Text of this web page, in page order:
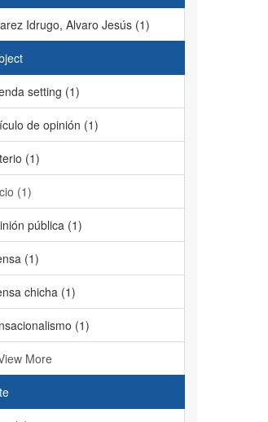
Idrugo, Alvaro Jesús (1)
setting (1)
de opinión (1)
(1)
(1)
pública (1)
(1)
chicha (1)
(1)
More